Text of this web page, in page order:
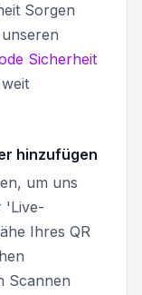
Sorgen
Sicherheit
hinzufügen
um uns
'Live-
Ihres QR
Scannen